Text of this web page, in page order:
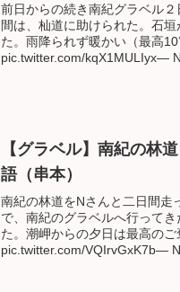
前日からの続き南紀グラベル
間は、杣道に助けられた。石
た。雨降られず暖かい（最高
pic.twitter.com/kqX1MULIyx—
【グラベル】南紀の林
語（串本）
南紀の林道をNさんと二日間走
で、南紀のグラベルへ行って
た。潮岬からの夕日は最高のご
pic.twitter.com/VQIrvGxK7b—